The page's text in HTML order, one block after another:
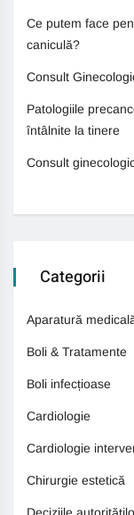
Ce putem face
caniculă?
Consult
Patologiile
întâlnite la tinere
Consult
Categorii
Aparatură
Boli & Tratamente
Boli infecțioase
Cardiologie
Cardiologie
Chirurgie estetică